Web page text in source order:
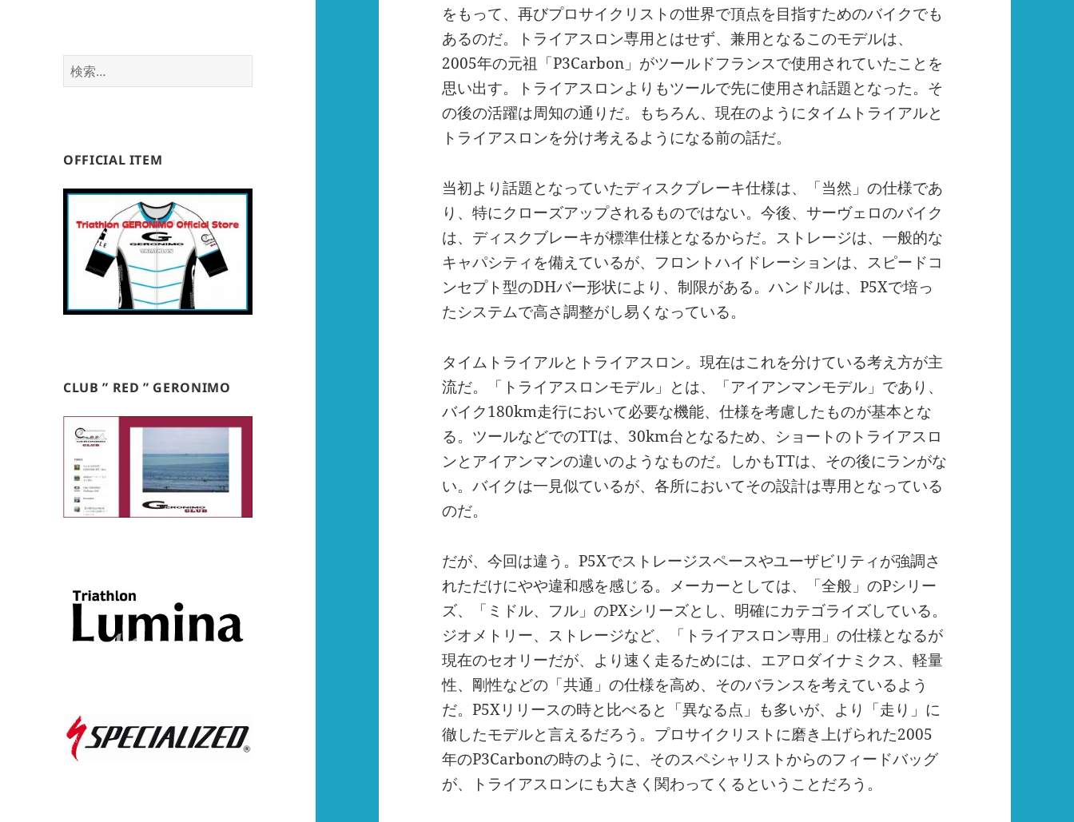
検
索:
OFFICIAL ITEM
CLUB ” RED ” GERONIMO
をもって、再びプロサイクリストの世界で頂点を目指すためのバイクでも
あるのだ。トライアスロン専用とはせず、兼用となるこのモデルは、
2005年の元祖「P3Carbon 」がツールドフランスで使用されていたことを
思い出す。トライアスロンよりもツールで先に使用され話題となった。そ
の後の活躍は周知の通りだ。もちろん、現在のようにタイムトライアルと
トライアスロンを分け考えるようになる前の話だ。
当初より話題となっていたディスクブレーキ仕様は、「当然」の仕様であ
り、特にクローズアップされるものではない。今後、サーヴェロのバイク
は、ディスクブレーキが標準仕様となるからだ。ストレージは、一般的な
キャパシティを備えているが、フロントハイドレーションは、スピードコ
ンセプト型のDHバー形状により、制限がある。ハンドルは、P5Xで培っ
たシステムで高さ調整がし易くなっている。
タイムトライアルとトライアスロン。現在はこれを分けている考え方が主
流だ。「トライアスロンモデル」とは、「アイアンマンモデル」であり、
バイク180km走行において必要な機能、仕様を考慮したものが基本とな
る。ツールなどでのTTは、 30km台となるため、ショートのトライアスロ
ンとアイアンマンの違いのようなものだ。しかもTTは、その後にランがな
い。バイクは一見似ているが、各所においてその設計は専用となっている
のだ。
だが、今回は違う。P5Xでストレージスペースやユーザビリティが強調さ
れただけにやや違和感を感じる。メーカーとしては、「全般」のPシリー
ズ、「ミドル、フル」のPXシリーズとし、明確にカテゴライズしている。
ジオメトリー、ストレージなど、「トライアスロン専用」の仕様となるが
現在のセオリーだが、より速く走るためには、エアロダイナミクス、軽量
性、剛性などの「共通」の仕様を高め、そのバランスを考えているよう
だ。P5Xリリースの時と比べると「異なる点」も多いが、より「走り」に
徹したモデルと言えるだろう。プロサイクリストに磨き上げられた2005
年のP3Carbonの時のように、そのスペシャリストからのフィードバッグ
が、トライアスロンにも大きく関わってくるということだろう。